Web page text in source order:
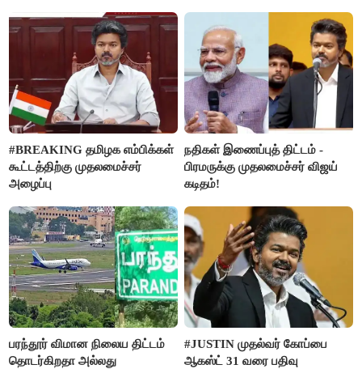
செய்த கொடூரம்
#BREAKING தமிழக எம்பிக்கள்
கூட்டத்திற்கு முதலமைச்சர்
அழைப்பு
நதிகள் இணைப்புத் திட்டம் -
பிரமருக்கு முதலமைச்சர் விஜய்
கடிதம்!
பரந்தூர் விமான நிலைய திட்டம்
தொடர்கிறதா அல்லது
#JUSTIN முதல்வர் கோப்பை
ஆகஸ்ட் 31 வரை பதிவு